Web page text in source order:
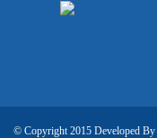
© Copyright 2015 Developed By